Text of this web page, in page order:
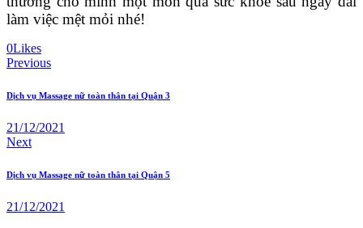
làm việc mệt mỏi nhé!
0Likes
Post
navigation
Previous
Dịch vụ Massage nữ toàn thân tại Quận 3
21/12/2021
Next
Dịch vụ Massage nữ toàn thân tại Quận 5
21/12/2021